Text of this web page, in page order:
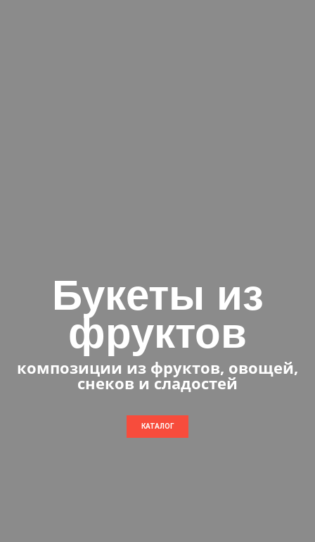
Букеты из
фруктов
композиции из фруктов, овощей,
снеков и сладостей
КАТАЛОГ